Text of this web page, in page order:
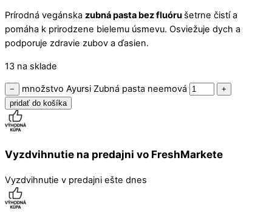
Prírodná vegánska zubná pasta bez fluóru šetrne čistí a
pomáha k prirodzene bielemu úsmevu. Osviežuje dych a
podporuje zdravie zubov a ďasien.
13 na sklade
− množstvo Ayursi Zubná pasta neemová
+
pridať do košíka
Vyzdvihnutie na predajni vo FreshMarkete
Vyzdvihnutie v predajni ešte dnes